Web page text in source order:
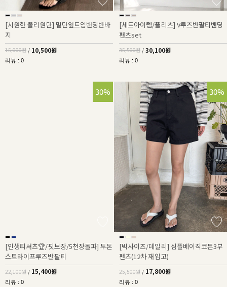
[시원한 폴리원단] 밑단옆트임밴딩반바
지
15,000원 / 10,500원
리뷰 : 0
[세트아이템/플리츠] V루즈반팔티밴딩
팬츠set
35,500원 / 30,100원
리뷰 : 0
30%
[인생티셔츠🏆/핏보장/5천장돌파] 투톤
스트라이프루즈반팔티
22,100원 / 15,400원
리뷰 : 0
30%
[빅사이즈/데일리] 심플베이직코튼3부
팬츠(12차 재입고)
25,500원 / 17,800원
리뷰 : 0